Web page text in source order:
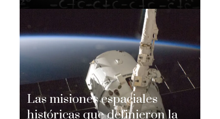
Las misiones espaciales
históricas que definieron la